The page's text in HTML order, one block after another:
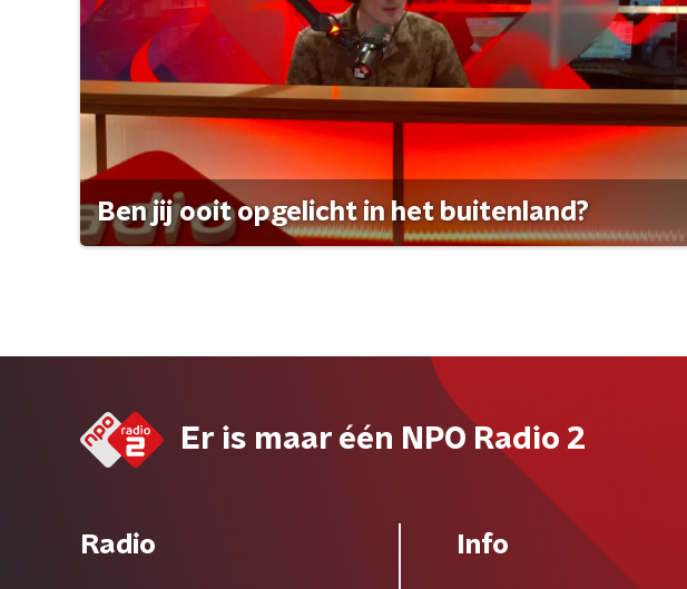
Ben jij ooit opgelicht in het buitenland?
Er is maar één NPO Radio 2
Radio Info